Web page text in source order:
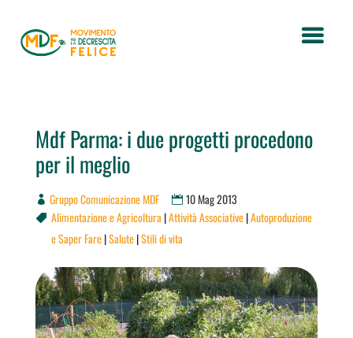
Mdf Parma: i due progetti procedono
per il meglio
Gruppo Comunicazione MDF 10 Mag 2013
 Alimentazione e Agricoltura |Attività Associative|Autoproduzione
e Saper Fare|Salute|Stili di vita